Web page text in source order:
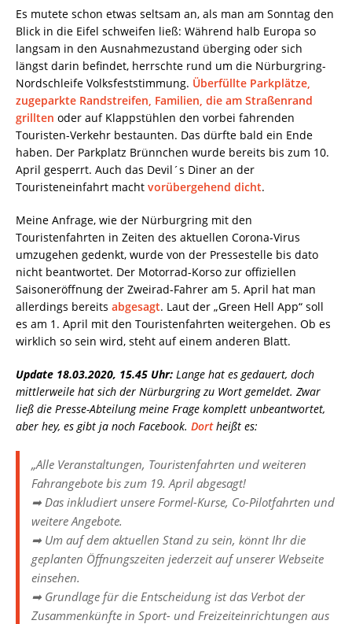
Es mutete schon etwas seltsam an, als man am Sonntag den
Blick in die Eifel schweifen ließ: Während halb Europa so
langsam in den Ausnahmezustand überging oder sich
längst darin befindet, herrschte rund um die Nürburgring-
Nordschleife Volksfeststimmung. Überfüllte Parkplätze,
zugeparkte Randstreifen, Familien, die am Straßenrand
grillten oder auf Klappstühlen den vorbei fahrenden
Touristen-Verkehr bestaunten. Das dürfte bald ein Ende
haben. Der Parkplatz Brünnchen wurde bereits bis zum 10.
April gesperrt. Auch das Devil´s Diner an der
Touristeneinfahrt macht vorübergehend dicht.
Meine Anfrage, wie der Nürburgring mit den
Touristenfahrten in Zeiten des aktuellen Corona-Virus
umzugehen gedenkt, wurde von der Pressestelle bis dato
nicht beantwortet. Der Motorrad-Korso zur offiziellen
Saisoneröffnung der Zweirad-Fahrer am 5. April hat man
allerdings bereits abgesagt. Laut der „Green Hell App“ soll
es am 1. April mit den Touristenfahrten weitergehen. Ob es
wirklich so sein wird, steht auf einem anderen Blatt.
Update 18.03.2020, 15.45 Uhr: Lange hat es gedauert, doch
mittlerweile hat sich der Nürburgring zu Wort gemeldet. Zwar
ließ die Presse-Abteilung meine Frage komplett unbeantwortet,
aber hey, es gibt ja noch Facebook. Dortheißt es:
„Alle Veranstaltungen, Touristenfahrten und weiteren
Fahrangebote bis zum 19. April abgesagt!
➡ Das inkludiert unsere Formel-Kurse, Co-Pilotfahrten und
weitere Angebote.
➡ Um auf dem aktuellen Stand zu sein, könnt Ihr die
geplanten Öffnungszeiten jederzeit auf unserer Webseite
einsehen.
➡ Grundlage für die Entscheidung ist das Verbot der
Zusammenkünfte in Sport- und Freizeiteinrichtungen aus